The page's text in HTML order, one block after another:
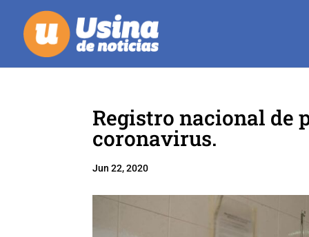
Registro nacional de
coronavirus.
Jun 22, 2020